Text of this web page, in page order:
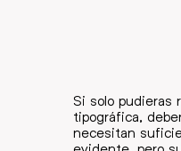
Si solo pudieras
tipográfica,
necesitan